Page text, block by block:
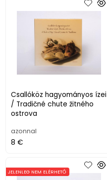
Csallóköz hagyományos ízei
/ Tradičné chute žitného
ostrova
azonnal
8 €
JELENLEG NEM ELÉRHETŐ